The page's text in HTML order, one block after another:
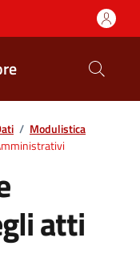
/ Modulistica
atti